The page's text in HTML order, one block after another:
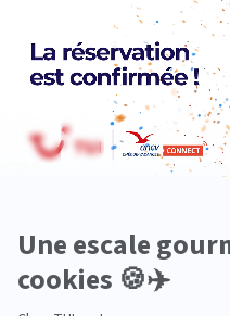
Neige
Plongée
Premium